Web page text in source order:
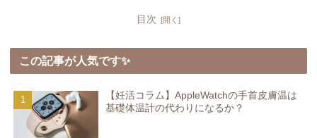
目次
この記事が人気です✨
【妊活コラム】AppleWatchの手首皮膚温は
基礎体温計の代わりになるか？